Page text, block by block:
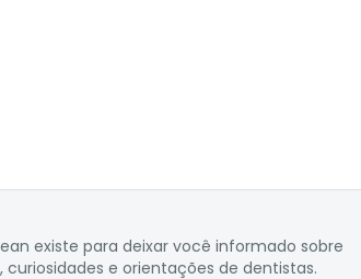
existe para deixar você informado sobre
curiosidades e orientações de dentistas.